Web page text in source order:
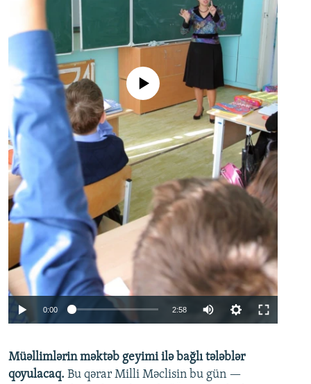
No media source currently available
0:00 2:58
360p
480p
Müəllimlərin məktəb geyimi ilə bağlı tələblər
qoyulacaq. Bu qərar Milli Məclisin bu gün —